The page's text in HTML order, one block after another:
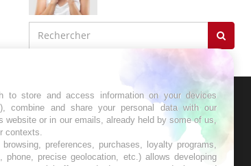
les meilleures
to store and access information on your devices
combine and share your personal data with our
website or in our emails, already held by some of us,
contexts.
preferences, purchases, loyalty programs,
phone, precise geolocation, etc.) allows developing